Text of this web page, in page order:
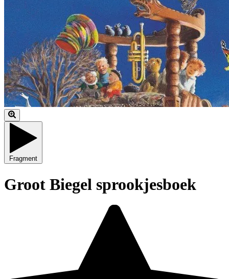
Fragment
Groot Biegel sprookjesboek